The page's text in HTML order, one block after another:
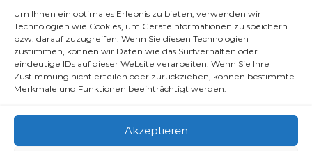
Um Ihnen ein optimales Erlebnis zu bieten, verwenden wir
Technologien wie Cookies, um Geräteinformationen zu speichern
bzw. darauf zuzugreifen. Wenn Sie diesen Technologien
zustimmen, können wir Daten wie das Surfverhalten oder
eindeutige IDs auf dieser Website verarbeiten. Wenn Sie Ihre
Zustimmung nicht erteilen oder zurückziehen, können bestimmte
Merkmale und Funktionen beeinträchtigt werden.
Akzeptieren
Pfarrer Dr. Slavomír Dlugoš
Oberdörfl 8, 3172 Ramsau
Telefon: +43 2764 8240
E-Mail: pfarre.ramsau@gmx.at